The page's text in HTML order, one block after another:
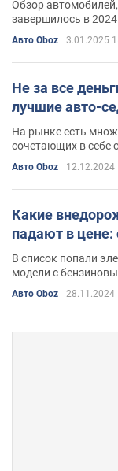
Обзор
завершилось в
компактных
след в
Авто Oboz 3.01.2025
Не за все
лучшие авто-
На рынке есть
сочетающих в себе
Авто Oboz 12.12.2024
Какие
падают в цене:
В список попали
модели с
Авто Oboz 28.11.2024